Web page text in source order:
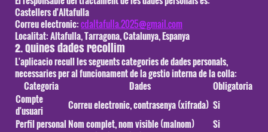
Castellers d'Altafulla
Correu electronic:cdaltafulla.2025@gmail.com
Localitat: Altafulla, Tarragona, Catalunya, Espanya
2. Quines dades recollim
L'aplicacio recull les seguents categories de dades personals,
necessaries per al funcionament de la gestio interna de la colla:
Categoria
Dades
Obligatoria
Compte
d'usuari
Correu electronic, contrasenya (xifrada) Si
Perfil personalNom complet, nom visible (malnom)
Si